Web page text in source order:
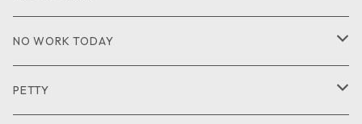
CUT and SEW
GOODS
NO WORK TODAY
SHIRT
PETTY